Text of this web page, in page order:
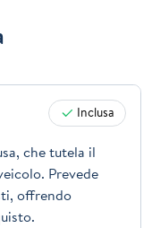
Inclusa
che tutela il
Prevede
offrendo